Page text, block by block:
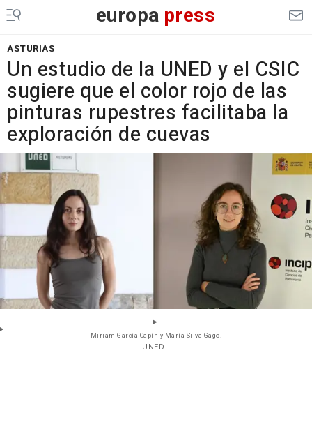
europa press
ASTURIAS
Un estudio de la UNED y el CSIC
sugiere que el color rojo de las
pinturas rupestres facilitaba la
exploración de cuevas
Miriam García Capín y María Silva Gago.
- UNED